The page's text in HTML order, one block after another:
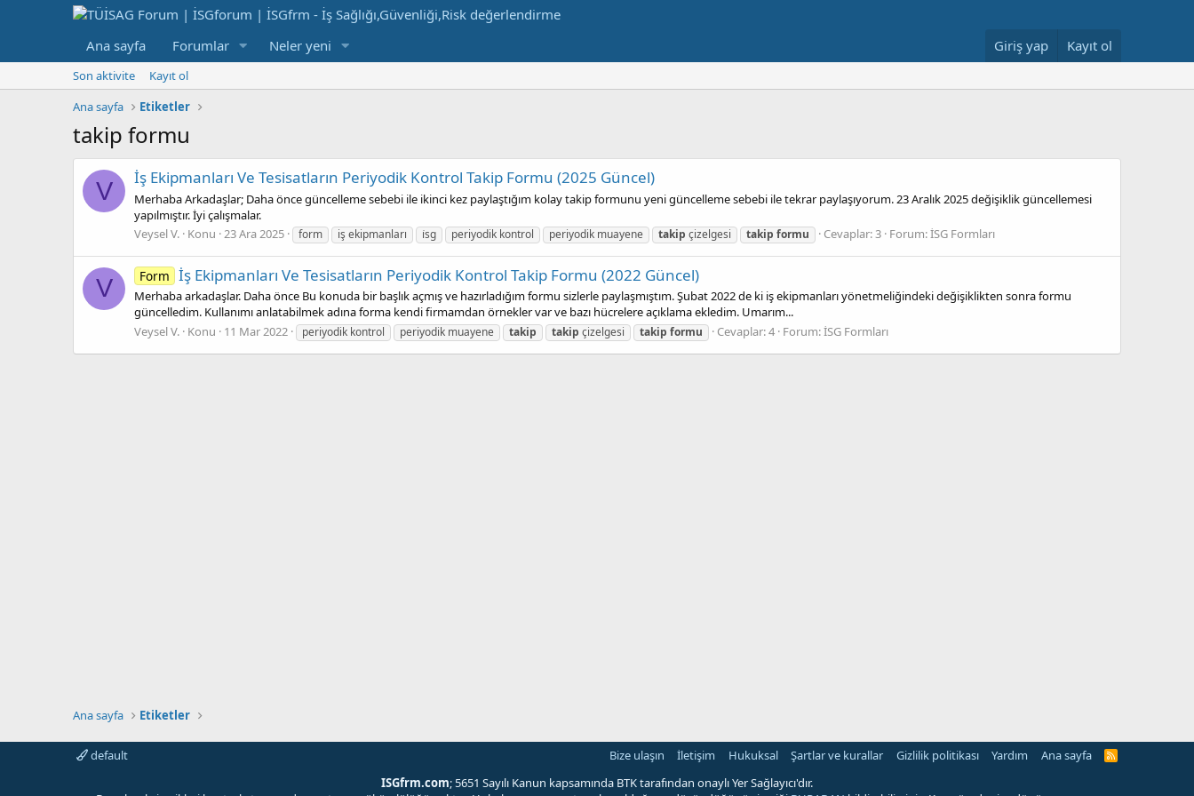
Ana sayfa Forumlar Neler yeni Giriş yap Kayıt ol
Son aktivite
Kayıt ol
Ana sayfa
Etiketler
takip formu
V İş Ekipmanları Ve Tesisatların Periyodik Kontrol Takip Formu (2025 Güncel)
Merhaba Arkadaşlar; Daha önce güncelleme sebebi ile ikinci kez paylaştığım kolay takip formunu yeni güncelleme sebebi ile tekrar paylaşıyorum. 23 Aralık 2025 değişiklik güncellemesi
yapılmıştır. İyi çalışmalar.
Veysel V. Konu 23 Ara 2025 form iş ekipmanları i̇sg periyodik kontrol periyodik muayene takip çizelgesi takip formu Cevaplar: 3 Forum:İSG Formları
V Form İş Ekipmanları Ve Tesisatların Periyodik Kontrol Takip Formu (2022 Güncel)
Merhaba arkadaşlar. Daha önce Bu konuda bir başlık açmış ve hazırladığım formu sizlerle paylaşmıştım. Şubat 2022 de ki iş ekipmanları yönetmeliğindeki değişiklikten sonra formu
güncelledim. Kullanımı anlatabilmek adına forma kendi firmamdan örnekler var ve bazı hücrelere açıklama ekledim. Umarım...
Veysel V. Konu 11 Mar 2022 periyodik kontrol periyodik muayene takip takip çizelgesi takip formu Cevaplar: 4 Forum:İSG Formları
Ana sayfa Etiketler
default Bize ulaşın İletişim Hukuksal Şartlar ve kurallar Gizlilik politikası Yardım Ana sayfa
R
ISGfrm.com; 5651 Sayılı Kanun kapsamında BTK tarafından onaylı Yer Sağlayıcı'dır.